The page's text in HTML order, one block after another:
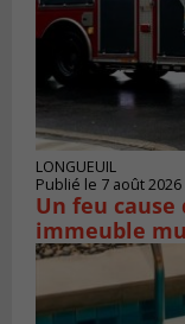
LONGUEUIL
Publié le 7 août 2026
Un feu cause
immeuble